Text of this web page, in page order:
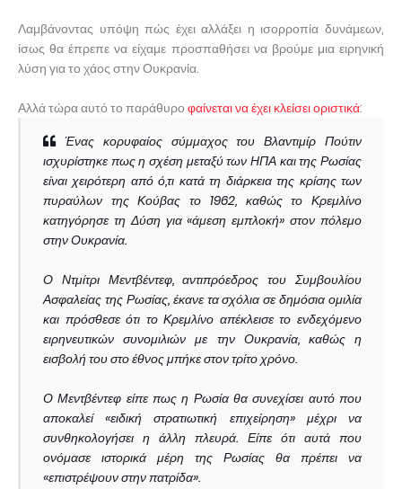
Λαμβάνοντας υπόψη πώς έχει αλλάξει η ισορροπία δυνάμεων,
ίσως θα έπρεπε να είχαμε προσπαθήσει να βρούμε μια ειρηνική
λύση για το χάος στην Ουκρανία.
Αλλά τώρα αυτό το παράθυρο φαίνεται να έχει κλείσει οριστικά:
Ένας κορυφαίος σύμμαχος του Βλαντιμίρ Πούτιν
ισχυρίστηκε πως η σχέση μεταξύ των ΗΠΑ και της Ρωσίας
είναι χειρότερη από ό,τι κατά τη διάρκεια της κρίσης των
πυραύλων της Κούβας το 1962, καθώς το Κρεμλίνο
κατηγόρησε τη Δύση για «άμεση εμπλοκή» στον πόλεμο
στην Ουκρανία.
Ο Ντμίτρι Μεντβέντεφ, αντιπρόεδρος του Συμβουλίου
Ασφαλείας της Ρωσίας, έκανε τα σχόλια σε δημόσια ομιλία
και πρόσθεσε ότι το Κρεμλίνο απέκλεισε το ενδεχόμενο
ειρηνευτικών συνομιλιών με την Ουκρανία, καθώς η
εισβολή του στο έθνος μπήκε στον τρίτο χρόνο.
Ο Μεντβέντεφ είπε πως η Ρωσία θα συνεχίσει αυτό που
αποκαλεί «ειδική στρατιωτική επιχείρηση» μέχρι να
συνθηκολογήσει η άλλη πλευρά. Είπε ότι αυτά που
ονόμασε ιστορικά μέρη της Ρωσίας θα πρέπει να
«επιστρέψουν στην πατρίδα».